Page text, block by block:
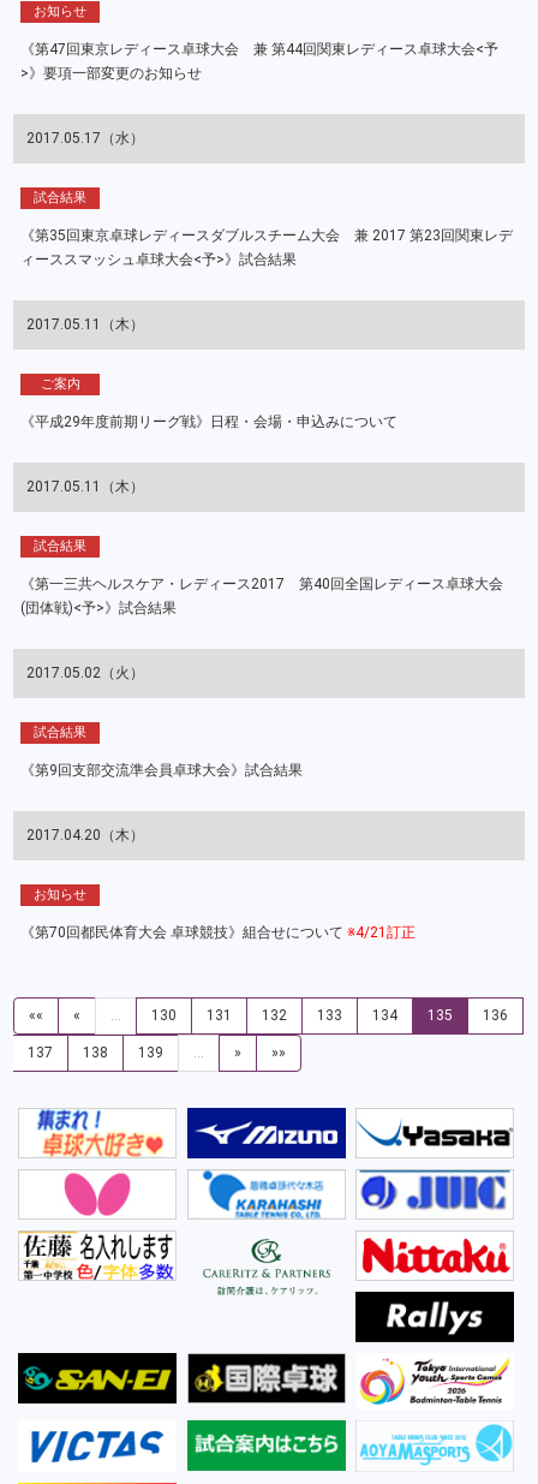
お知らせ
《第47回東京レディース卓球大会 兼 第44回関東レディース卓球大会<予
>》要項一部変更のお知らせ
2017.05.17（水）
試合結果
《第35回東京卓球レディースダブルスチーム大会 兼 2017 第23回関東レデ
ィーススマッシュ卓球大会<予>》試合結果
2017.05.11（木）
ご案内
《平成29年度前期リーグ戦》日程・会場・申込みについて
2017.05.11（木）
試合結果
《第一三共ヘルスケア・レディース2017 第40回全国レディース卓球大会
(団体戦)<予>》試合結果
2017.05.02（火）
試合結果
《第9回支部交流準会員卓球大会》試合結果
2017.04.20（木）
お知らせ
《第70回都民体育大会 卓球競技》組合せについて ※4/21訂正
«« « 130 131 132 133 134 135 136
137 138 139 » »»